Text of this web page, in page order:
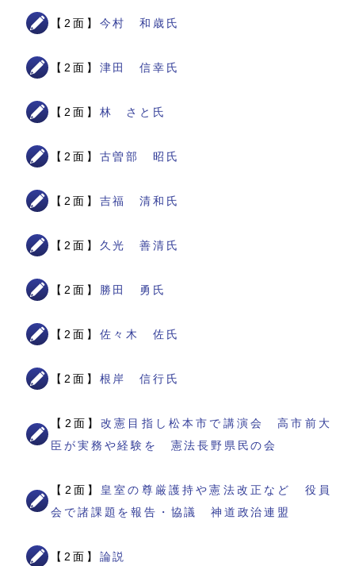
【2面】 今村 和歳氏
【2面】 津田 信幸氏
【2面】 林 さと氏
【2面】 古曽部 昭氏
【2面】 吉福 清和氏
【2面】 久光 善清氏
【2面】 勝田 勇氏
【2面】 佐々木 佐氏
【2面】 根岸 信行氏
【2面】改憲目指し松本市で講演会 高市前大
臣が実務や経験を 憲法長野県民の会
【2面】 皇室の尊厳護持や憲法改正など 役員
会で諸課題を報告・協議 神道政治連盟
【2面】 論説